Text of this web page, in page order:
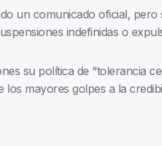
un comunicado oficial,
indefinidas o
su política de “tolerancia
mayores golpes a la